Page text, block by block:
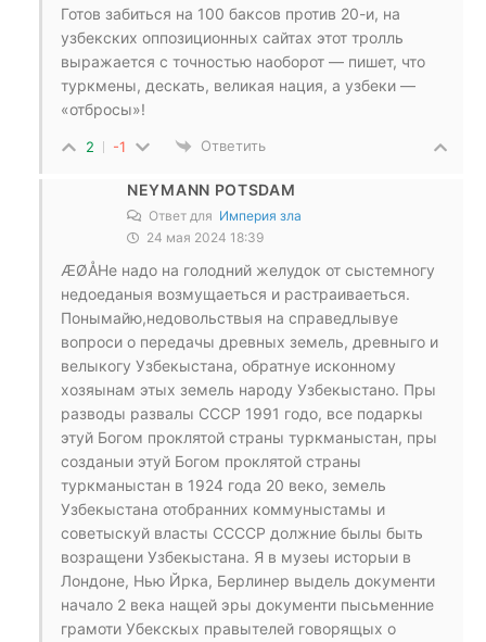
Готов забиться на 100 баксов против 20-и, на
узбекских оппозиционных сайтах этот тролль
выражается с точностью наоборот — пишет, что
туркмены, дескать, великая нация, а узбеки —
«отбросы»!
2 -1 Ответить
NEYMANN POTSDAM
Ответ для Империя зла
24 мая 2024 18:39
ÆØÅНе надо на голодний желудок от сыстемногу
недоеданыя возмущаеться и растраиваеться.
Понымайю,недовольствыя на справедлывуе
вопроси о передачы древных земель, древныго и
велыкогу Узбекыстана, обратнуе исконному
хозяынам этых земель народу Узбекыстано. Пры
разводы развалы СССР 1991 годо, все подаркы
этуй Богом проклятой страны туркманыстан, пры
созданыи этуй Богом проклятой страны
туркманыстан в 1924 года 20 веко, земель
Узбекыстана отобранних коммуныстамы и
советыскуй власты ССССР должние былы быть
возращени Узбекыстана. Я в музеы исторыи в
Лондоне, Нью Йрка, Берлинер выдель документи
начало 2 века нащей эры документи пысьменние
грамоти Убекскых правытелей говорящых о